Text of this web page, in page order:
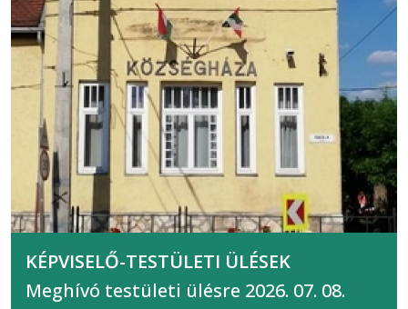
KÉPVISELŐ-TESTÜLETI ÜLÉSEK
Meghívó testületi ülésre 2026. 07. 08.